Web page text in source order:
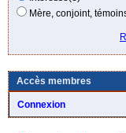
Mère, conjoint,
Accès membres
Connexion